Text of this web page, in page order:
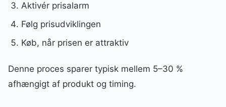
Aktivér prisalarm
Følg prisudviklingen
Køb, når prisen er attraktiv
Denne proces sparer typisk mellem 5–30 %
afhængigt af produkt og timing.